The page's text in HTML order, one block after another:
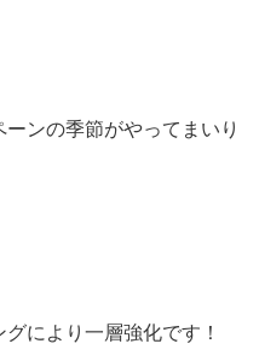
ンの季節がやってまいり
により一層強化です！